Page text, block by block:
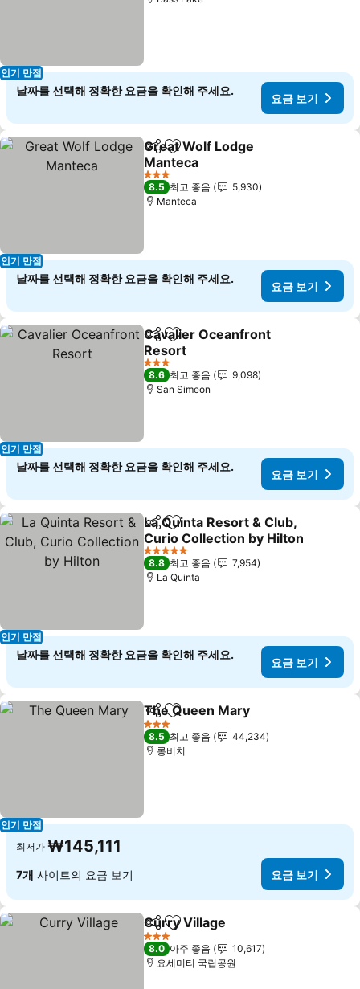
인기 만점
날짜를 선택해 정확한 요금을 확인해 주세요.
요금 보기
인기 만점
공유 즐겨찾기에 추가
Great Wolf Lodge
Manteca
3 성급
8.5 최고 좋음
5,930
Manteca
날짜를 선택해 정확한 요금을 확인해 주세요.
요금 보기
인기 만점
공유 즐겨찾기에 추가
Cavalier Oceanfront
Resort
3 성급
8.6 최고 좋음
9,098
San Simeon
날짜를 선택해 정확한 요금을 확인해 주세요.
요금 보기
인기 만점
공유 즐겨찾기에 추가
La Quinta Resort & Club,
Curio Collection by Hilton
5 성급
8.8 최고 좋음
7,954
La Quinta
날짜를 선택해 정확한 요금을 확인해 주세요.
요금 보기
인기 만점
공유 즐겨찾기에 추가
The Queen Mary
3 성급
8.5 최고 좋음
44,234
롱비치
최저가 ₩145,111
7개 사이트의 요금 보기 요금 보기
공유 즐겨찾기에 추가
Curry Village
3 성급
8.0 아주 좋음
10,617
요세미티 국립공원